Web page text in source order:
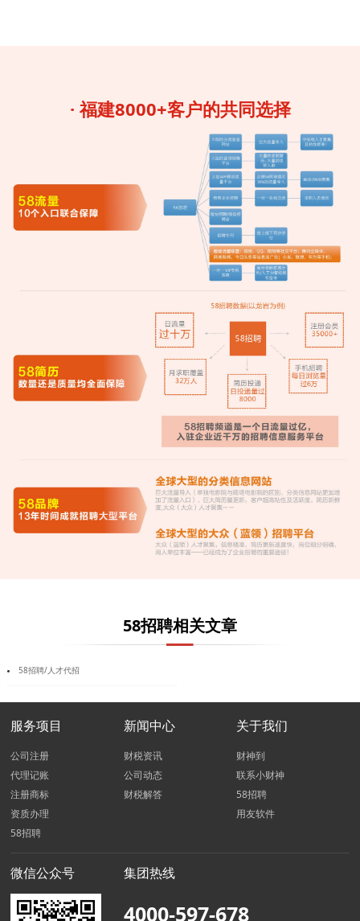
· 福建8000+客户的共同选择
58招聘相关文章
58招聘/人才代招
服务项目
公司注册
代理记账
注册商标
资质办理
58招聘
新闻中心
财税资讯
公司动态
财税解答
关于我们
财神到
联系小财神
58招聘
用友软件
微信公众号 集团热线
4000-597-678